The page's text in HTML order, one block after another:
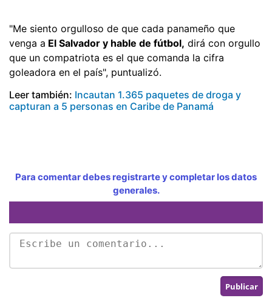
"Me siento orgulloso de que cada panameño que
venga a El Salvador y hable de fútbol, dirá con orgullo
que un compatriota es el que comanda la cifra
goleadora en el país", puntualizó.
Leer también: Incautan 1.365 paquetes de droga y
capturan a 5 personas en Caribe de Panamá
Para comentar debes registrarte y completar los datos
generales.